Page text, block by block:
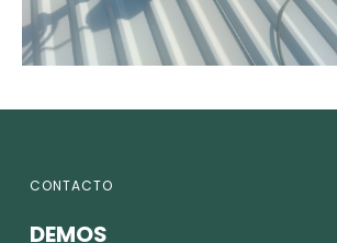
CONTACTO
DEMOS